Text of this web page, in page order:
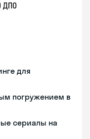
ДПО
для
погружением в
сериалы на